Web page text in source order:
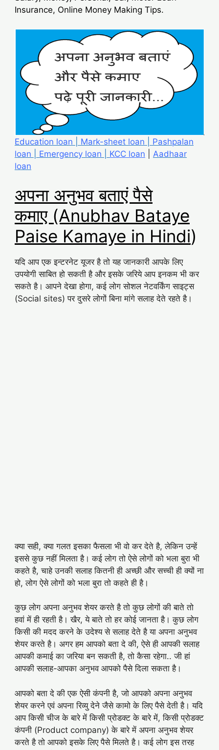
Insurance, Online Money Making Tips.
Education loan Mark-sheet loan
Pashpalan
loan
Emergency loan KCC loan
Aadhaar
loan
अपना अनुभव बताएं पैसे
कमाए (Anubhav Bataye
Paise Kamaye in Hindi)
यदि आप एक इन्टरनेट यूजर है तो यह जानकारी आपके लिए
उपयोगी साबित हो सकती है और इसके जरिये आप इनकम भी कर
सकते है। आपने देखा होगा, कई लोग सोशल नेटवर्किंग साइट्स
(Social sites) पर दुसरे लोगों बिना मांगे सलाह देते रहते है।
क्या सही, क्या गलत इसका फैसला भी वो कर देते है, लेकिन उन्हें
इससे कुछ नहीं मिलता है। कई लोग तो ऐसे लोगों को भला बुरा भी
कहते है, चाहे उनकी सलाह कितनी ही अच्छी और सच्ची ही क्यों ना
हो, लोग ऐसे लोगों को भला बुरा तो कहते ही है।
कुछ लोग अपना अनुभव शेयर करते है तो कुछ लोगों की बाते तो
हवां में ही रहती है। खैर, ये बाते तो हर कोई जानता है। कुछ लोग
किसी की मदद करने के उदेश्य से सलाह देते है या अपना अनुभव
शेयर करते है। अगर हम आपको बता दे की, ऐसे ही आपकी सलाह
आपकी कमाई का जरिया बन सकती है, तो कैसा रहेगा.. जी हां
आपकी सलाह-आपका अनुभव आपको पैसे दिला सकता है।
आपको बता दे की एक ऐसी कंपनी है, जो आपको अपना अनुभव
शेयर करने एवं अपना रिव्यु देने जैसे कामो के लिए पैसे देती है। यदि
आप किसी चीज के बारे में किसी प्रोडक्ट के बारे में, किसी प्रोडक्ट
कंपनी (Product company) के बारे में अपना अनुभव शेयर
करते है तो आपको इसके लिए पैसे मिलते है। कई लोग इस तरह